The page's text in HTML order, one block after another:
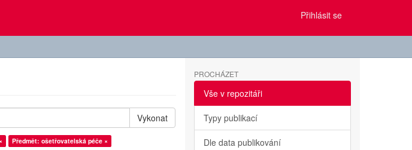
Přihlásit se
Vykonat
Předmět: ošetřovatelská péče ×
PROCHÁZET
Vše v repozitáři
Typy publikací
Dle data publikování